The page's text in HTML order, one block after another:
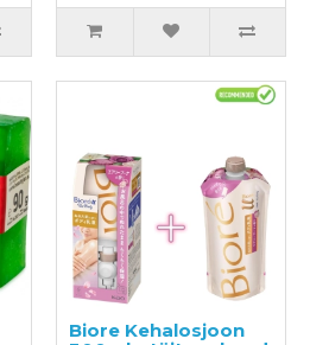
Biore Kehalosjoon